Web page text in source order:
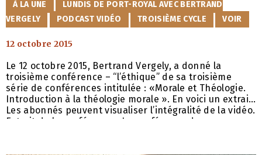
CATÉGORIES
À LA UNE
LUNDIS DE PORT-ROYAL AVEC BERTRAND
VERGELY
PODCAST VIDÉO TROISIÈME CYCLE VOIR
12 octobre 2015
Le 12 octobre 2015, Bertrand Vergely, a donné la
troisième conférence – “l’éthique” de sa troisième
série de conférences intitulée : «Morale et Théologie.
Introduction à la théologie morale ». En voici un extrait.
Les abonnés peuvent visualiser l’intégralité de la vidéo.
Extrait de la conférence : La conférence dans son